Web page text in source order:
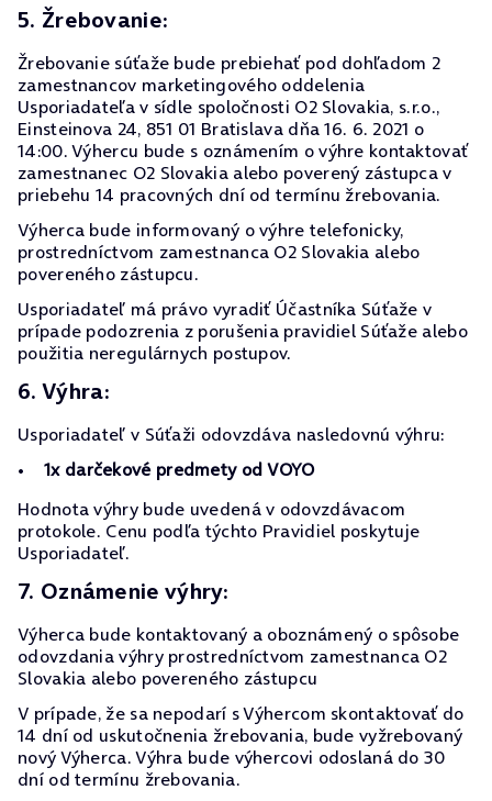
5. Žrebovanie:
Žrebovanie súťaže bude prebiehať pod dohľadom 2
zamestnancov marketingového oddelenia
Usporiadateľa v sídle spoločnosti O2 Slovakia, s.r.o.,
Einsteinova 24, 851 01 Bratislava dňa 16. 6. 2021 o
14:00. Výhercu bude s oznámením o výhre kontaktovať
zamestnanec O2 Slovakia alebo poverený zástupca v
priebehu 14 pracovných dní od termínu žrebovania.
Výherca bude informovaný o výhre telefonicky,
prostredníctvom zamestnanca O2 Slovakia alebo
povereného zástupcu.
Usporiadateľ má právo vyradiť Účastníka Súťaže v
prípade podozrenia z porušenia pravidiel Súťaže alebo
použitia neregulárnych postupov.
6. Výhra:
Usporiadateľ v Súťaži odovzdáva nasledovnú výhru:
1x darčekové predmety od VOYO
Hodnota výhry bude uvedená v odovzdávacom
protokole. Cenu podľa týchto Pravidiel poskytuje
Usporiadateľ.
7. Oznámenie výhry:
Výherca bude kontaktovaný a oboznámený o spôsobe
odovzdania výhry prostredníctvom zamestnanca O2
Slovakia alebo povereného zástupcu
V prípade, že sa nepodarí s Výhercom skontaktovať do
14 dní od uskutočnenia žrebovania, bude vyžrebovaný
nový Výherca. Výhra bude výhercovi odoslaná do 30
dní od termínu žrebovania.